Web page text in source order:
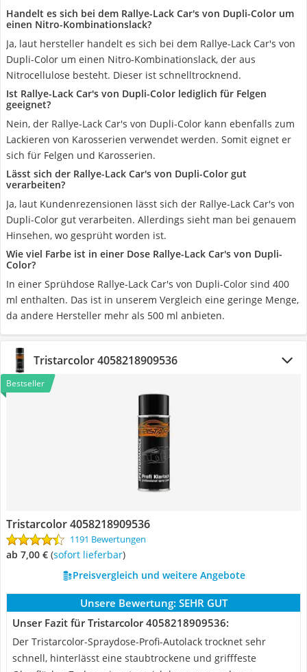
Handelt es sich bei dem Rallye-Lack Car's von Dupli-Color um
einen Nitro-Kombinationslack?
Ja, laut hersteller handelt es sich bei dem Rallye-Lack Car's von
Dupli-Color um einen Nitro-Kombinationslack, der aus
Nitrocellulose besteht. Dieser ist schnelltrocknend.
Ist Rallye-Lack Car's von Dupli-Color lediglich für Felgen
geeignet?
Nein, der Rallye-Lack Car's von Dupli-Color kann ebenfalls zum
Lackieren von Karosserien verwendet werden. Somit eignet er
sich für Felgen und Karosserien.
Lässt sich der Rallye-Lack Car's von Dupli-Color gut
verarbeiten?
Ja, laut Kundenrezensionen lässt sich der Rallye-Lack Car's von
Dupli-Color gut verarbeiten. Allerdings sieht man bei genauem
Hinsehen, wo gesprüht worden ist.
Wie viel Farbe ist in einer Dose Rallye-Lack Car's von Dupli-
Color?
In einer Sprühdose Rallye-Lack Car's von Dupli-Color sind 400
ml enthalten. Das ist in unserem Vergleich eine geringe Menge,
da andere Hersteller mehr als 500 ml anbieten.
Tristarcolor 4058218909536
Bestseller
Tristarcolor 4058218909536
1191 Bewertungen
ab 7,00 € ( Sofort lieferbar)
Preisvergleich und weitere Angebote
Unsere Bewertung: SEHR GUT
Unser Fazit für Tristarcolor 4058218909536:
Der Tristarcolor-Spraydose-Profi-Autolack trocknet sehr
schnell, hinterlässt eine staubtrockene und grifffeste